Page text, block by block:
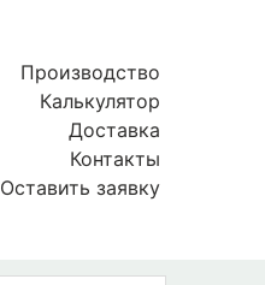
Производство
Калькулятор
Доставка
Контакты
Оставить заявку